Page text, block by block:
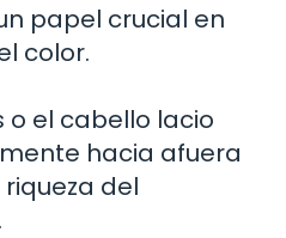
papel crucial en
color.
o el cabello lacio
hacia afuera
del